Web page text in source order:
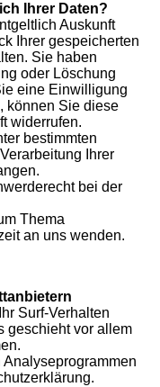
Ihrer Daten?
Auskunft
Ihrer gespeicherten
Sie haben
oder Löschung
eine Einwilligung
können Sie diese
widerrufen.
bestimmten
Ihrer
bei der
Thema
an uns wenden.
Surf-Verhalten
geschieht vor allem